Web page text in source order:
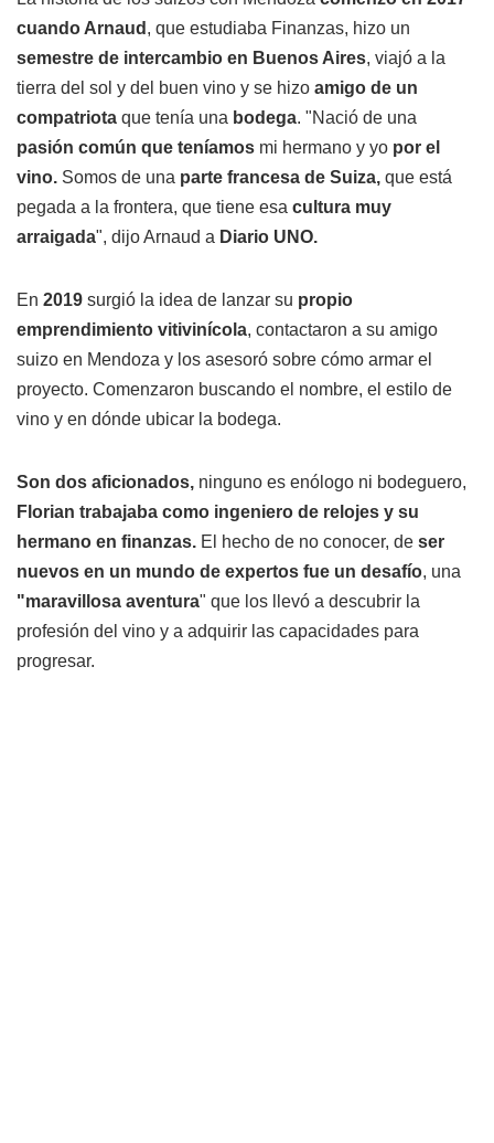
cuando Arnaud , que estudiaba Finanzas, hizo un
semestre de intercambio en Buenos Aires, viajó a la
tierra del sol y del buen vino y se hizo amigo de un
compatriota que tenía una bodega. "Nació de una
pasión común que teníamos mi hermano y yo por el
vino. Somos de una parte francesa de Suiza, que está
pegada a la frontera, que tiene esa cultura muy
arraigada", dijo Arnaud a Diario UNO.
En 2019 surgió la idea de lanzar su propio
emprendimiento vitivinícola, contactaron a su amigo
suizo en Mendoza y los asesoró sobre cómo armar el
proyecto. Comenzaron buscando el nombre, el estilo de
vino y en dónde ubicar la bodega.
Son dos aficionados, ninguno es enólogo ni bodeguero,
Florian trabajaba como ingeniero de relojes y su
hermano en finanzas. El hecho de no conocer, de ser
nuevos en un mundo de expertos fue un desafío, una
"maravillosa aventura" que los llevó a descubrir la
profesión del vino y a adquirir las capacidades para
progresar.